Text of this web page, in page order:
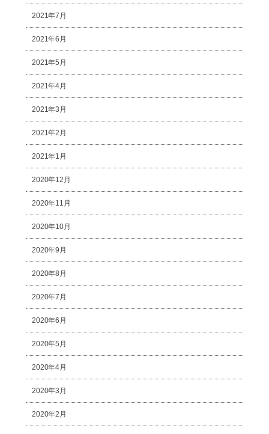
2021年7月
2021年6月
2021年5月
2021年4月
2021年3月
2021年2月
2021年1月
2020年12月
2020年11月
2020年10月
2020年9月
2020年8月
2020年7月
2020年6月
2020年5月
2020年4月
2020年3月
2020年2月